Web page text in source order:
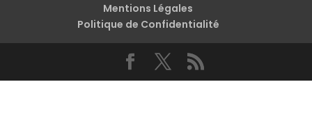
Mentions Légales
Politique de Confidentialité